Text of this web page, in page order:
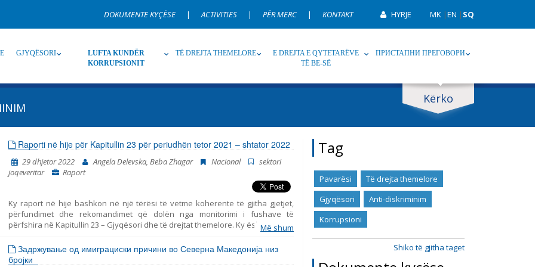
DOKUMENTE KYÇËSE | ACTIVITIES | PËR MERC | KONTAKT HYRJE MK |EN | SQ
GJYQËSORI
LUFTA KUNDËR
KORRUPSIONIT
TË DREJTA THEMELORE
E DREJTA E QYTETARËVE
TË BE-SË
ПРИСТАПНИ ПРЕГОВОРИ
Kërko
Gjuhë Emër, përshkrim ose fjalen
Raporti në hije për Kapitullin 23 për periudhën tetor 2021 – shtator 2022
29 dhjetor 2022 Angela Delevska, Beba Zhagar Nacional
sektori
joqeveritar
Raport
Ky raport në hije bashkon në një tërësi të vetme koherente të gjitha gjetjet,
përfundimet dhe rekomandimet që dolën nga monitorimi i fushave të
përfshira në Kapitullin 23 – Gjyqësori dhe të drejtat themelore. Ky është raporti
i shtatë i tillë i publikuar nga Instituti për Politika Evropiane (EPI) – Shkup, duke
marrë parasysh komentet dhe opinionet e organizatave joqeveritare. Gjashtë
periudhat e mëparshme mbulojnë periudhat në vijim: tetor 2014 – korrik 2015,
Më shum
Задржување од имиграциски причини во Северна Македонија низ
бројки
Tag
Pavarësi
Të drejta themelore
Gjyqësori
Anti-diskriminim
Korrupsioni
Shiko të gjitha taget